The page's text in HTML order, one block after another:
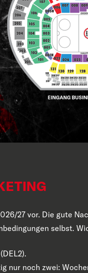
27 vor. Die gute
selbst.
nur noch zwei: